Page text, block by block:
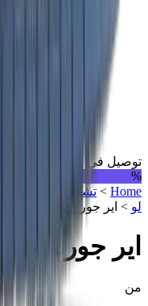
توصيل في نفس اليوم
%
Home
> تشكيلة مميزة
لو > اير جوردن 1 ريترو لو "ديور"
اير جوردن 1 ريترو لو "ديور"
من